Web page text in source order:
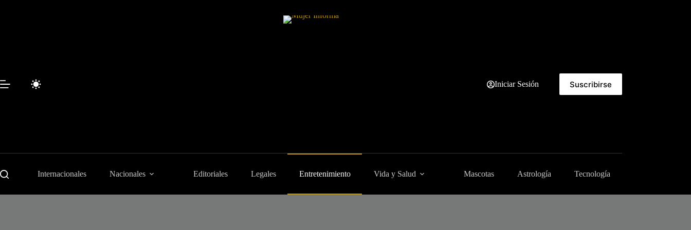
Iniciar Sesión Suscribirse
Internacionales Nacionales Editoriales Legales Entretenimiento Vida y Salud Mascotas Astrología Tecnología